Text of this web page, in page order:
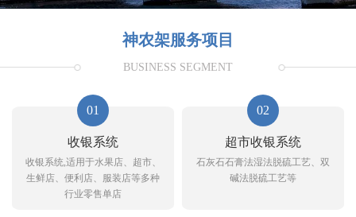
神农架服务项目
BUSINESS SEGMENT
01
收银系统
收银系统,适用于水果店、超市、
生鲜店、便利店、服装店等多种
行业零售单店
02
超市收银系统
石灰石石膏法湿法脱硫工艺、双
碱法脱硫工艺等